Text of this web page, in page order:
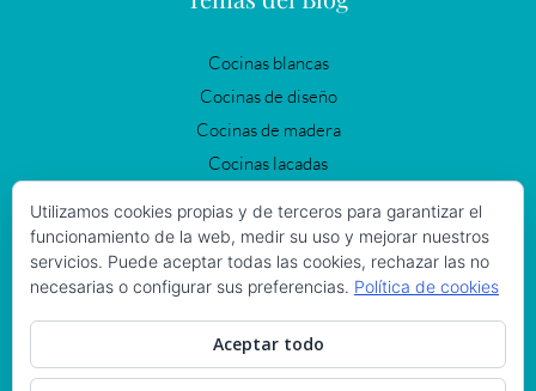
Cocinas blancas
Cocinas de diseño
Cocinas de madera
Cocinas lacadas
Cocinas negras
Cocinas Vintage
Iluminación en la cocina
Utilizamos cookies propias y de terceros para garantizar el
funcionamiento de la web, medir su uso y mejorar nuestros
servicios. Puede aceptar todas las cookies, rechazar las no
necesarias o configurar sus preferencias. Política de cookies
Aceptar todo